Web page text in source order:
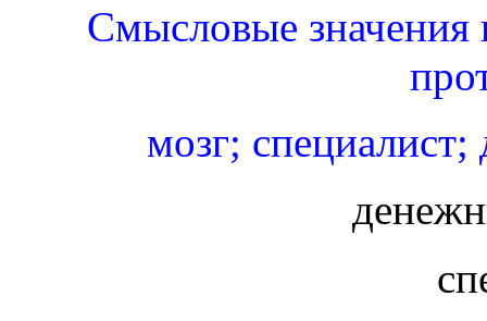
Смысловые значения
мозг;